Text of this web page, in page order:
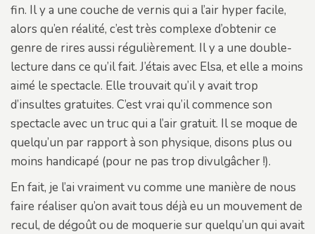
fin. Il y a une couche de vernis qui a l’air hyper facile,
alors qu’en réalité, c’est très complexe d’obtenir ce
genre de rires aussi régulièrement. Il y a une double-
lecture dans ce qu’il fait. J’étais avec Elsa, et elle a moins
aimé le spectacle. Elle trouvait qu’il y avait trop
d’insultes gratuites. C’est vrai qu’il commence son
spectacle avec un truc qui a l’air gratuit. Il se moque de
quelqu’un par rapport à son physique, disons plus ou
moins handicapé (pour ne pas trop divulgâcher !).
En fait, je l’ai vraiment vu comme une manière de nous
faire réaliser qu’on avait tous déjà eu un mouvement de
recul, de dégoût ou de moquerie sur quelqu’un qui avait